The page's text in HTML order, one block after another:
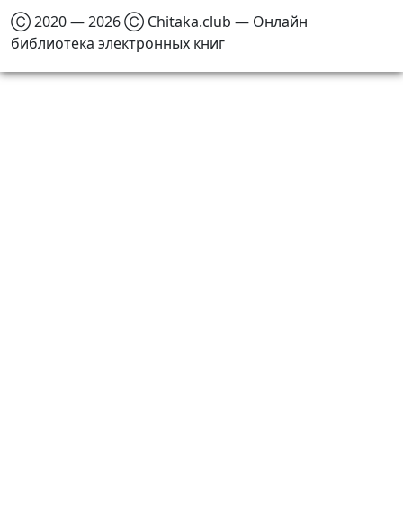
Ⓒ 2020 — 2026 Ⓒ Chitaka.club — Онлайн
библиотека электронных книг